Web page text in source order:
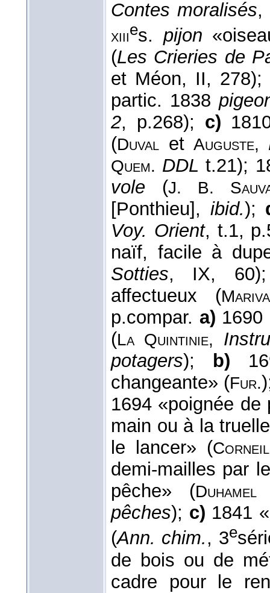
Contes moralisés,
xiiies. pijon
(Les Crieries de
et Méon, II,
partic. 1838
2, p.268); c)
(Duval etAuguste,
Quem. DDL t.21);
vole (J. B.
[Ponthieu], ibid.);
Voy. Orient, t.1,
naïf, facile à
Sotties, IX,
affectueux (
p.compar. a) 1690
(La Quintinie,
potagers); b)
changeante» (Fur.
1694 «poignée
main ou à la
le lancer» (
demi-mailles par
pêche» (
pêches); c) 1841
(Ann. chim., 3e
de bois ou de
cadre pour le